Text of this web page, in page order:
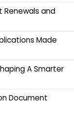
Renewals and
Made
A Smarter
Document